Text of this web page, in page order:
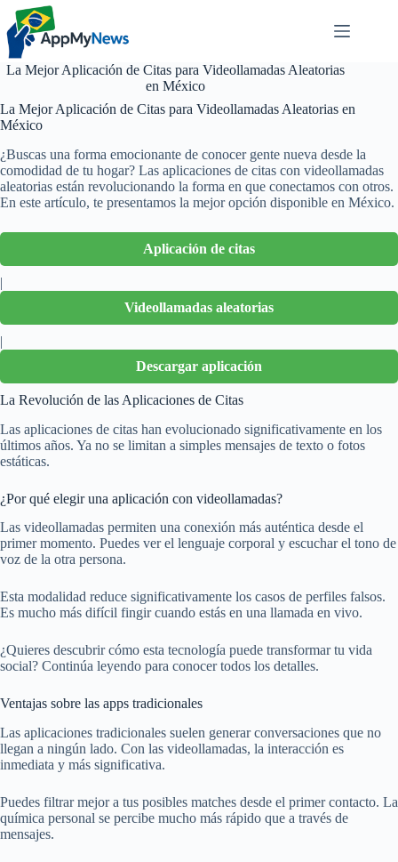
Pular
para
conteúdo
La Mejor Aplicación de Citas para Videollamadas Aleatorias
en México
La Mejor Aplicación de Citas para Videollamadas Aleatorias en
México
¿Buscas una forma emocionante de conocer gente nueva desde la
comodidad de tu hogar? Las aplicaciones de citas con videollamadas
aleatorias están revolucionando la forma en que conectamos con otros.
En este artículo, te presentamos la mejor opción disponible en México.
Aplicación de citas
|
Videollamadas aleatorias
|
Descargar aplicación
La Revolución de las Aplicaciones de Citas
Las aplicaciones de citas han evolucionado significativamente en los
últimos años. Ya no se limitan a simples mensajes de texto o fotos
estáticas.
¿Por qué elegir una aplicación con videollamadas?
Las videollamadas permiten una conexión más auténtica desde el
primer momento. Puedes ver el lenguaje corporal y escuchar el tono de
voz de la otra persona.
Esta modalidad reduce significativamente los casos de perfiles falsos.
Es mucho más difícil fingir cuando estás en una llamada en vivo.
¿Quieres descubrir cómo esta tecnología puede transformar tu vida
social? Continúa leyendo para conocer todos los detalles.
Ventajas sobre las apps tradicionales
Las aplicaciones tradicionales suelen generar conversaciones que no
llegan a ningún lado. Con las videollamadas, la interacción es
inmediata y más significativa.
Puedes filtrar mejor a tus posibles matches desde el primer contacto. La
química personal se percibe mucho más rápido que a través de
mensajes.